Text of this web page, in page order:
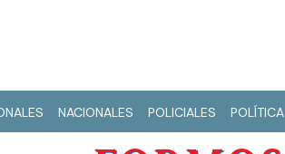
NACIONALES POLICIALES POLÍTICA